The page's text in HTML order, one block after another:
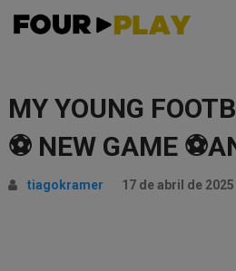
MY YOUNG
⚽ NEW GAME
tiagokramer 17 de abril de 2025